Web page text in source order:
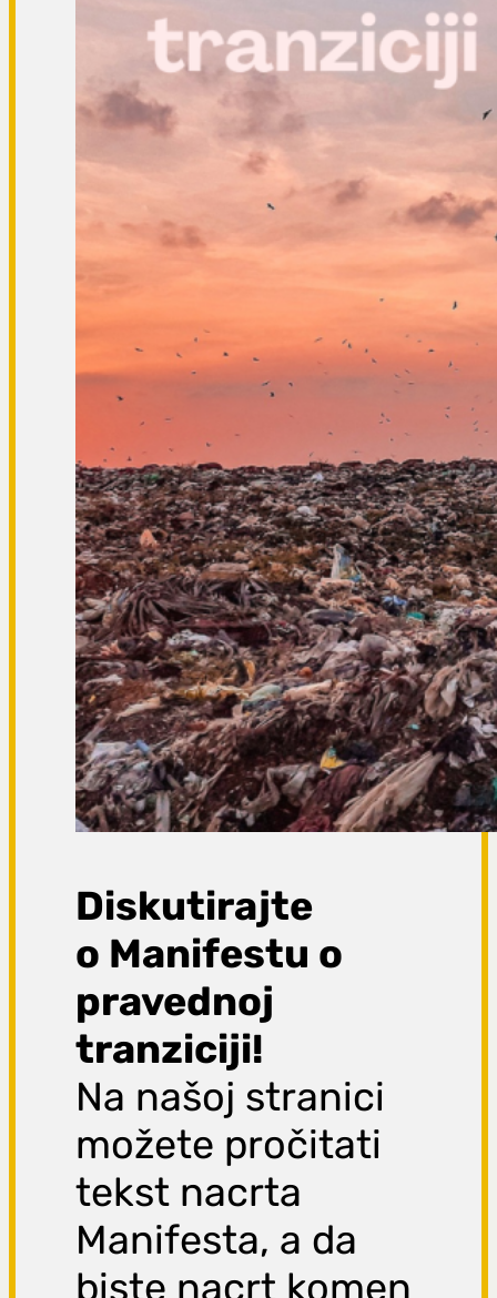
Diskutirajte
o Manifestu o
pravednoj
tranziciji!
Na našoj stranici
možete pročitati
tekst nacrta
Manifesta, a da
biste nacrt komen